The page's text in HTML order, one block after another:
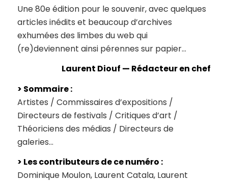
Une 80e édition pour le souvenir, avec quelques
articles inédits et beaucoup d’archives
exhumées des limbes du web qui
(re)deviennent ainsi pérennes sur papier…
Laurent Diouf — Rédacteur en chef
> Sommaire :
Artistes / Commissaires d’expositions /
Directeurs de festivals / Critiques d’art /
Théoriciens des médias / Directeurs de
galeries…
> Les contributeurs de ce numéro :
Dominique Moulon, Laurent Catala, Laurent